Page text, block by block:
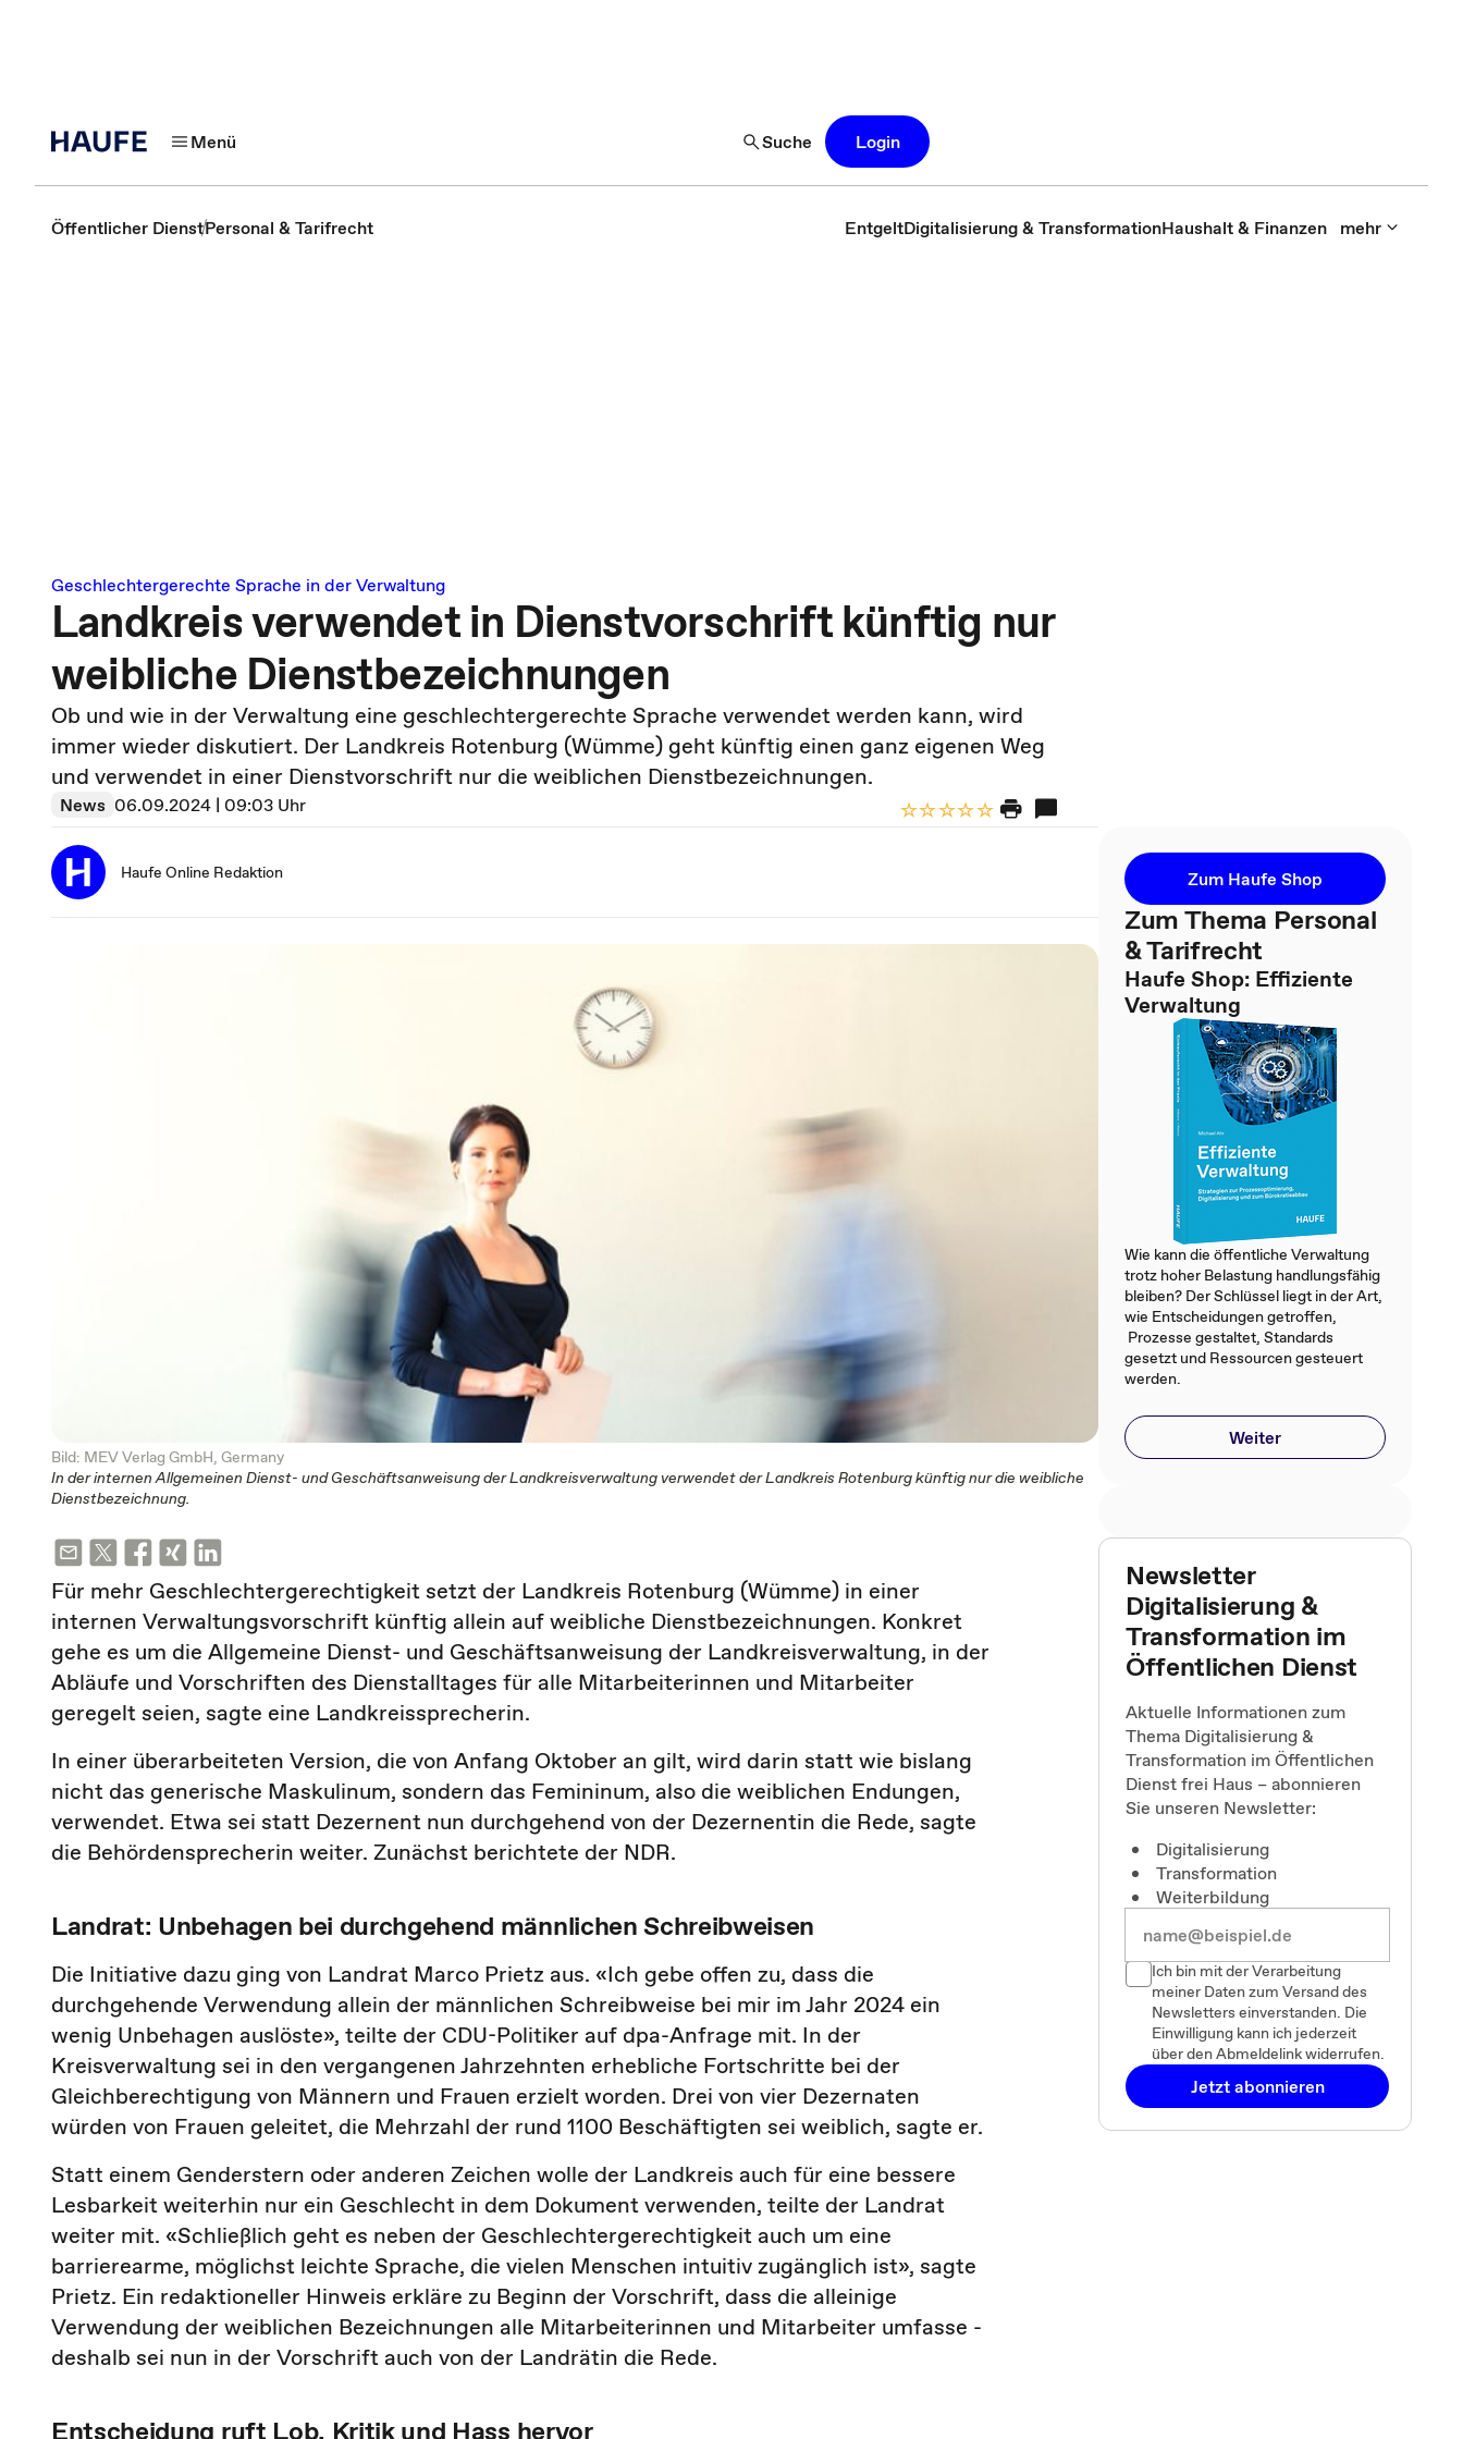
Menü Suche Login
Öffentlicher DienstPersonal & Tarifrecht EntgeltDigitalisierung & TransformationHaushalt & Finanzen mehr
Geschlechtergerechte Sprache in der Verwaltung
Landkreis verwendet in Dienstvorschrift künftig nur
weibliche Dienstbezeichnungen
Ob und wie in der Verwaltung eine geschlechtergerechte Sprache verwendet werden kann, wird
immer wieder diskutiert. Der Landkreis Rotenburg (Wümme) geht künftig einen ganz eigenen Weg
und verwendet in einer Dienstvorschrift nur die weiblichen Dienstbezeichnungen.
News 06.09.2024 | 09:03 Uhr
Haufe Online Redaktion
Bild: MEV Verlag GmbH, Germany
In der internen Allgemeinen Dienst- und Geschäftsanweisung der Landkreisverwaltung verwendet der Landkreis Rotenburg künftig nur die weibliche
Dienstbezeichnung.
Für mehr Geschlechtergerechtigkeit setzt der Landkreis Rotenburg (Wümme) in einer
internen Verwaltungsvorschrift künftig allein auf weibliche Dienstbezeichnungen. Konkret
gehe es um die Allgemeine Dienst- und Geschäftsanweisung der Landkreisverwaltung, in der
Abläufe und Vorschriften des Dienstalltages für alle Mitarbeiterinnen und Mitarbeiter
geregelt seien, sagte eine Landkreissprecherin.
In einer überarbeiteten Version, die von Anfang Oktober an gilt, wird darin statt wie bislang
nicht das generische Maskulinum, sondern das Femininum, also die weiblichen Endungen,
verwendet. Etwa sei statt Dezernent nun durchgehend von der Dezernentin die Rede, sagte
die Behördensprecherin weiter. Zunächst berichtete der NDR.
Landrat: Unbehagen bei durchgehend männlichen Schreibweisen
Die Initiative dazu ging von Landrat Marco Prietz aus. «Ich gebe offen zu, dass die
durchgehende Verwendung allein der männlichen Schreibweise bei mir im Jahr 2024 ein
wenig Unbehagen auslöste», teilte der CDU-Politiker auf dpa-Anfrage mit. In der
Kreisverwaltung sei in den vergangenen Jahrzehnten erhebliche Fortschritte bei der
Gleichberechtigung von Männern und Frauen erzielt worden. Drei von vier Dezernaten
würden von Frauen geleitet, die Mehrzahl der rund 1100 Beschäftigten sei weiblich, sagte er.
Statt einem Genderstern oder anderen Zeichen wolle der Landkreis auch für eine bessere
Lesbarkeit weiterhin nur ein Geschlecht in dem Dokument verwenden, teilte der Landrat
weiter mit. «Schließlich geht es neben der Geschlechtergerechtigkeit auch um eine
barrierearme, möglichst leichte Sprache, die vielen Menschen intuitiv zugänglich ist», sagte
Prietz. Ein redaktioneller Hinweis erkläre zu Beginn der Vorschrift, dass die alleinige
Verwendung der weiblichen Bezeichnungen alle Mitarbeiterinnen und Mitarbeiter umfasse -
deshalb sei nun in der Vorschrift auch von der Landrätin die Rede.
Entscheidung ruft Lob, Kritik und Hass hervor
Zum Haufe Shop
Zum Thema Personal
& Tarifrecht
Haufe Shop: Effiziente
Verwaltung
Wie kann die öffentliche Verwaltung
trotz hoher Belastung handlungsfähig
bleiben? Der Schlüssel liegt in der Art,
wie Entscheidungen getroffen,
Prozesse gestaltet, Standards
gesetzt und Ressourcen gesteuert
werden.
Weiter
Newsletter
Digitalisierung &
Transformation im
Öffentlichen Dienst
Aktuelle Informationen zum
Thema Digitalisierung &
Transformation im Öffentlichen
Dienst frei Haus – abonnieren
Sie unseren Newsletter:
Digitalisierung
Transformation
Weiterbildung
Ich bin mit der Verarbeitung
meiner Daten zum Versand des
Newsletters einverstanden. Die
Einwilligung kann ich jederzeit
über den Abmeldelink widerrufen.
Jetzt abonnieren